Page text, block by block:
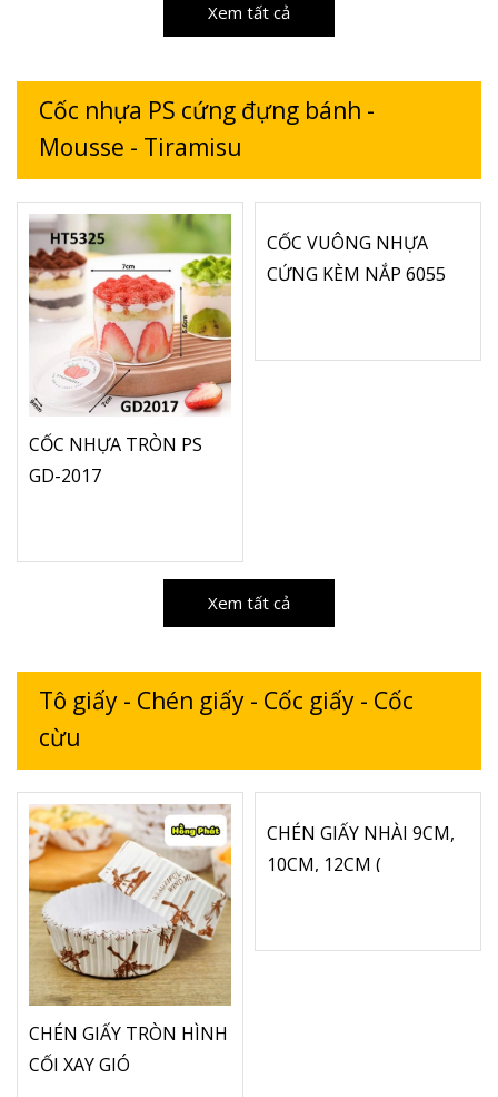
Xem tất cả
Cốc nhựa PS cứng đựng bánh -
Mousse - Tiramisu
CỐC NHỰA TRÒN PS
GD-2017
CỐC VUÔNG NHỰA
CỨNG KÈM NẮP 6055
Xem tất cả
Tô giấy - Chén giấy - Cốc giấy - Cốc
cừu
CHÉN GIẤY TRÒN HÌNH
CỐI XAY GIÓ
CHÉN GIẤY NHÀI 9CM,
10CM, 12CM (